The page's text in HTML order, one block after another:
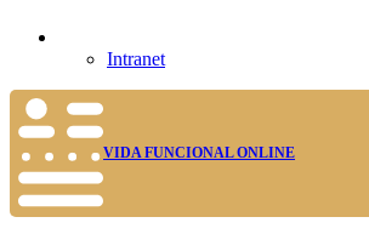
Intranet
VIDA FUNCIONAL ONLINE